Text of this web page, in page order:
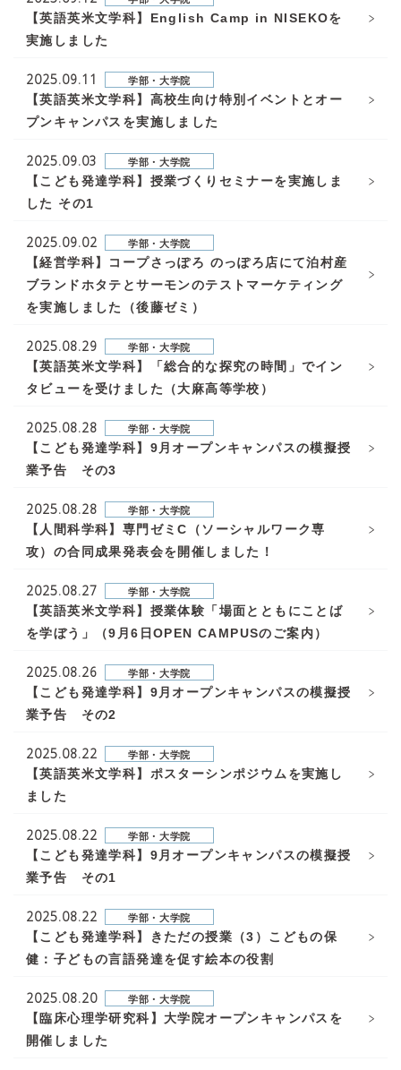
【英語英米文学科】English Camp in NISEKOを
実施しました
2025.09.11 学部・大学院
【英語英米文学科】高校生向け特別イベントとオー
プンキャンパスを実施しました
2025.09.03 学部・大学院
【こども発達学科】授業づくりセミナーを実施しま
した その1
2025.09.02 学部・大学院
【経営学科】コープさっぽろ のっぽろ店にて泊村産
ブランドホタテとサーモンのテストマーケティング
を実施しました（後藤ゼミ）
2025.08.29 学部・大学院
【英語英米文学科】「総合的な探究の時間」でイン
タビューを受けました（大麻高等学校）
2025.08.28 学部・大学院
【こども発達学科】9月オープンキャンパスの模擬授
業予告 その3
2025.08.28 学部・大学院
【人間科学科】専門ゼミC（ソーシャルワーク専
攻）の合同成果発表会を開催しました！
2025.08.27 学部・大学院
【英語英米文学科】授業体験「場面とともにことば
を学ぼう」（9月6日OPEN CAMPUSのご案内）
2025.08.26 学部・大学院
【こども発達学科】9月オープンキャンパスの模擬授
業予告 その2
2025.08.22 学部・大学院
【英語英米文学科】ポスターシンポジウムを実施し
ました
2025.08.22 学部・大学院
【こども発達学科】9月オープンキャンパスの模擬授
業予告 その1
2025.08.22 学部・大学院
【こども発達学科】きただの授業（3）こどもの保
健：子どもの言語発達を促す絵本の役割
2025.08.20 学部・大学院
【臨床心理学研究科】大学院オープンキャンパスを
開催しました